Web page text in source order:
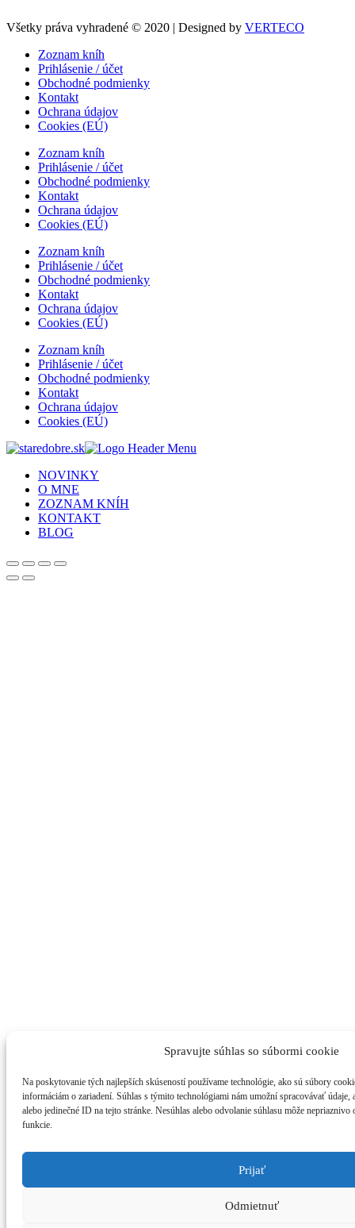
Spravujte súhlas so súbormi cookie
Na poskytovanie tých najlepších skúseností používame technológie, ako sú súbory
informáciám o zariadení. Súhlas s týmito technológiami nám umožní spracovávať údaje,
alebo jedinečné ID na tejto stránke. Nesúhlas alebo odvolanie súhlasu môže
funkcie.
Prijať
Odmietnuť
Všetky práva vyhradené © 2020 | Designed by VERTECO
Zoznam kníh
Prihlásenie / účet
Obchodné podmienky
Kontakt
Ochrana údajov
Cookies (EÚ)
Zoznam kníh
Prihlásenie / účet
Obchodné podmienky
Kontakt
Ochrana údajov
Cookies (EÚ)
Zoznam kníh
Prihlásenie / účet
Obchodné podmienky
Kontakt
Ochrana údajov
Cookies (EÚ)
Zoznam kníh
Prihlásenie / účet
Obchodné podmienky
Kontakt
Ochrana údajov
Cookies (EÚ)
NOVINKY
O MNE
ZOZNAM KNÍH
KONTAKT
BLOG